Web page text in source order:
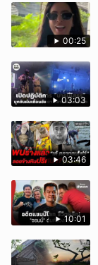
00:25
03:03
03:46
10:01